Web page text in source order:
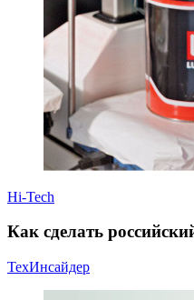
Hi-Tech
Как сделать
ТехИнсайдер